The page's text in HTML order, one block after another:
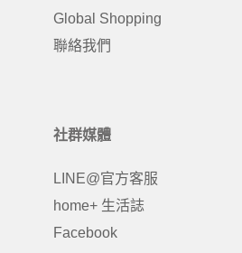
Global Shopping
聯絡我們
社群媒體
LINE@官方客服
home+ 生活誌
Facebook